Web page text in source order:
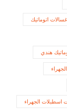
اتوماتيك
هندي
اسطبلات الجهراء